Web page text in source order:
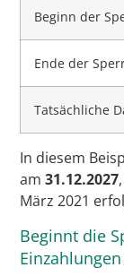
Beginn der
Ende der
Tatsächliche
In diesem
am31.12.2027
März 2021
Beginnt die